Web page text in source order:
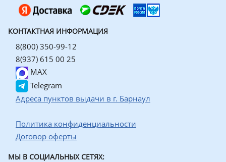
КОНТАКТНАЯ ИНФОРМАЦИЯ
8(800) 350-99-12
8(937) 615 00 25
MAX
Telegram
Адреса пунктов выдачи в г. Барнаул
Политика конфиденциальности
Договор оферты
МЫ В СОЦИАЛЬНЫХ СЕТЯХ: